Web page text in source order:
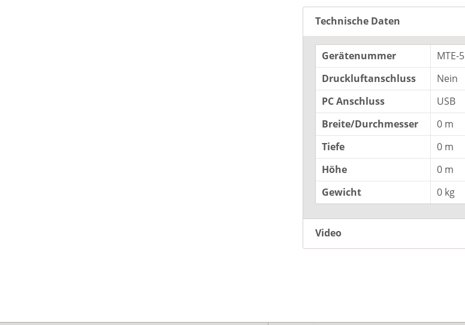
Technische Daten
Gerätenummer
MTE-5
Druckluftanschluss
Nein
PC Anschluss
USB
Breite/Durchmesser
0 m
Tiefe
0 m
Höhe
0 m
Gewicht
0 kg
Video